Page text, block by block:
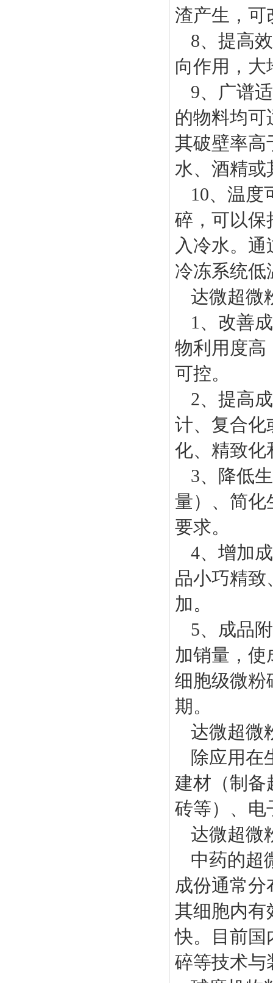
渣产生，可
8、提高
向作用，大
9、广谱
的物料均
其破壁率高
水、酒精或
10、温度
碎，可以保
入冷水。
冷冻系统
达微超微
1、改善
物利用度高
可控。
2、提高
计、复合化
化、精致化
3、降低
量）、简化
要求。
4、增加
品小巧精致
加。
5、成品
加销量，
细胞级微粉
期。
达微超微
除应用在
建材（制备
砖等）、电
达微超微
中药的超
成份通常
其细胞内有
快。目前国
碎等技术与